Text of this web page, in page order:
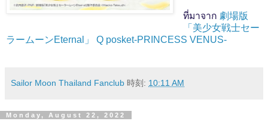
ที่มาจาก 劇場版
「美少女戦士セー
ラームーンEternal」 Q posket-PRINCESS VENUS-
Sailor Moon Thailand Fanclub 時刻: 10:11 AM
Monday, August 22, 2022